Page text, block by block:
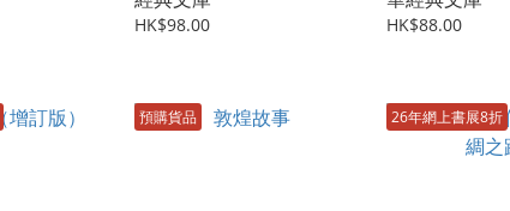
HK$98.00 HK$88.00
預購貨品 26年網上書展8折